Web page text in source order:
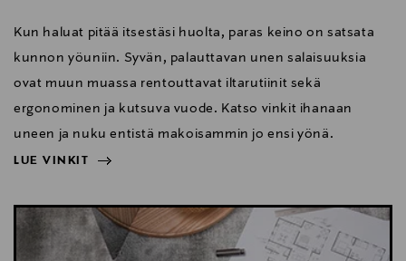
Kun haluat pitää itsestäsi huolta, paras keino on satsata
kunnon yöuniin. Syvän, palauttavan unen salaisuuksia
ovat muun muassa rentouttavat iltarutiinit sekä
ergonominen ja kutsuva vuode. Katso vinkit ihanaan
uneen ja nuku entistä makoisammin jo ensi yönä.
LUE VINKIT
LUE VINKIT